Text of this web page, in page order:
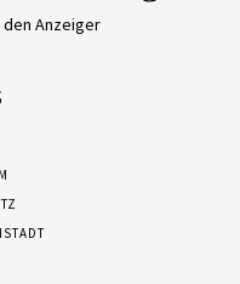
Anzeiger